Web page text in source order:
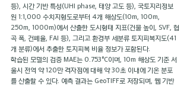
등), 시간 기반 특성(UHI phase, 태양 고도 등), 국토지리정보
원 1:1,000 수치지형도로부터 4개 해상도(10m, 100m,
250m, 1000m)에서 산출한 도시형태 지표(건물 높이, SVF, 협
곡 폭, 건폐율, FAI 등), 그리고 환경부 세분류 토지피복지도(41
개 분류)에서 추출한 토지피복 비율 정보가 포함된다.
학습된 모델의 검증 MAE는 0.753°C이며, 10m 해상도 기준 서
울시 전역 약 120만 격자점에 대해 약 30초 이내에 기온 분포
를 산출할 수 있다. 예측 결과는 GeoTIFF로 저장되며, 웹 기반